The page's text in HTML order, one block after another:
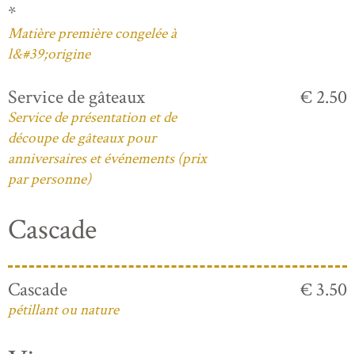
*
Matière première congelée à
l&#39;origine
Service de gâteaux
Service de présentation et de
découpe de gâteaux pour
anniversaires et événements (prix
par personne)
€ 2.50
Cascade
Cascade
pétillant ou nature
€ 3.50